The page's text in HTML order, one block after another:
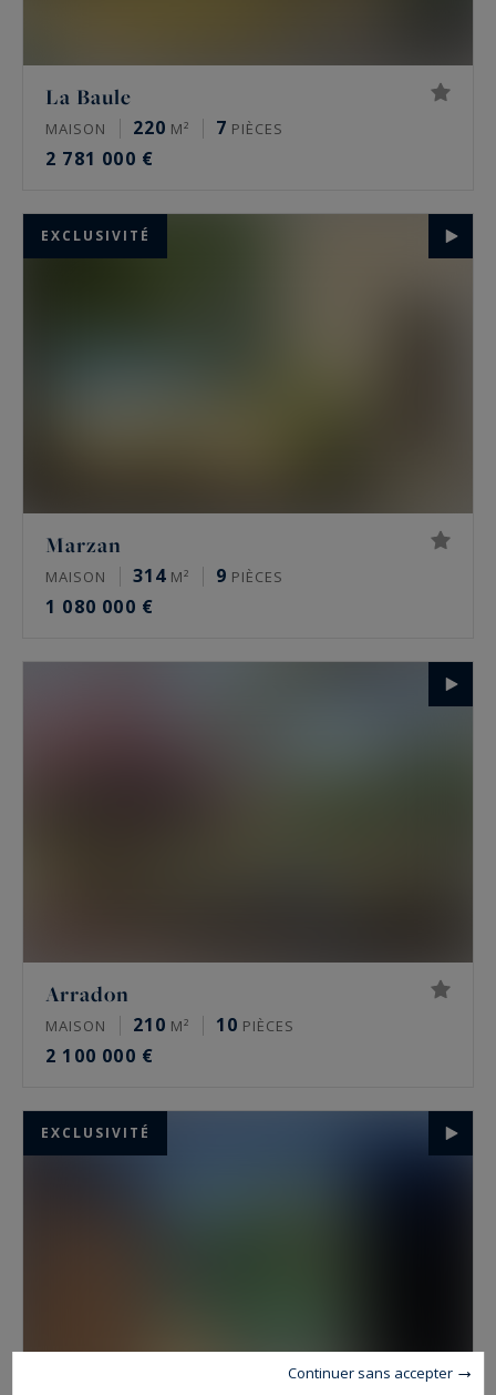
La Baule
MAISON 220 M² 7 PIÈCES
2 781 000 €
EXCLUSIVITÉ
Marzan
MAISON 314 M² 9 PIÈCES
1 080 000 €
Arradon
MAISON 210 M² 10 PIÈCES
2 100 000 €
EXCLUSIVITÉ
Continuer sans accepter